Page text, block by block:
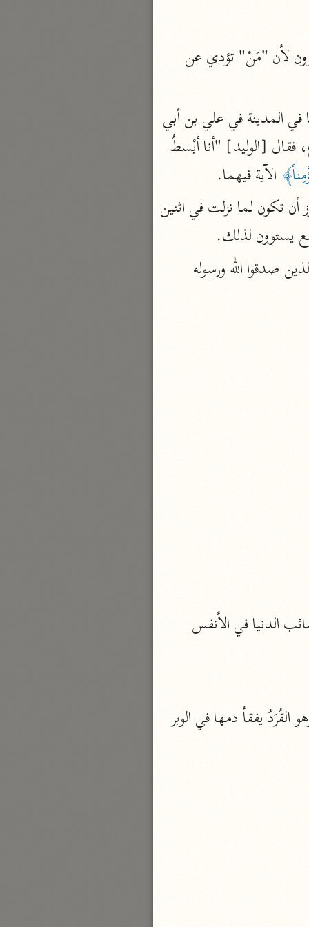
تيسير الكريم الرحمن
السعدي (١٣٧٦ هـ)
أيسر التفاسير
أبو بكر الجزائري (١٤٣٩ هـ)
نحو ٣ مجلدات
القرآن – تدبّر وعمل
شركة الخبرات الذكية
تفسير القرآن الكريم
ابن عثيمين (١٤٢١ هـ)
النسفي (٧١٠ هـ)
نحو مجلد
تفسير القرآن العزيز
الآية فيهما.
يستوون لذلك.
أي: لنذيقن هؤلاء الفسقة من مصائب الدنيا في الأنفس
وقال مجاهد: هو الجوع والقتل لقريش في الدنيا. روي أنهم جاعوا حتى أكلوا العِلْهِزَ، وهو القُرَدُ يفقأ دمها في الوبر